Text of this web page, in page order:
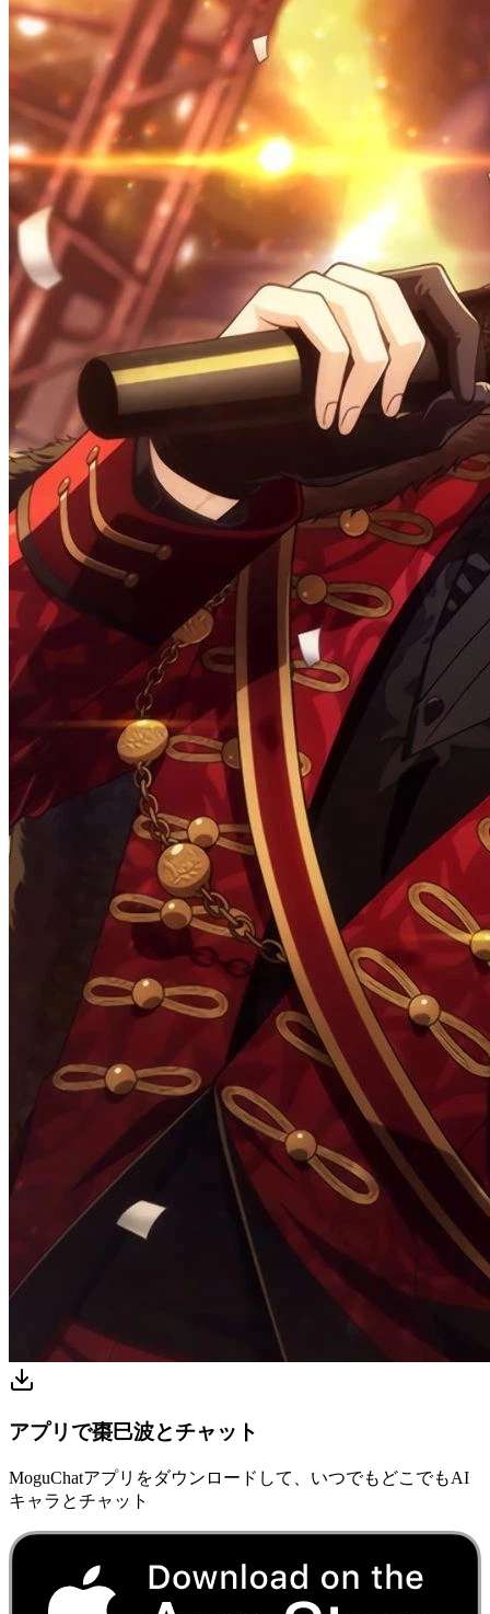
アプリで棗巳波とチャット
MoguChatアプリをダウンロードして、いつでもどこでもAI
キャラとチャット